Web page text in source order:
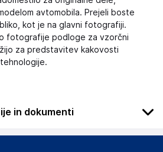
avtomobila. Prejeli boste
kot je na glavni fotografiji.
fotografije podloge za vzorčni
za predstavitev kakovosti
in dokumenti